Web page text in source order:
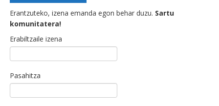
Erantzuteko, izena emanda egon behar duzu. Sartu
komunitatera!
Erabiltzaile izena
Pasahitza